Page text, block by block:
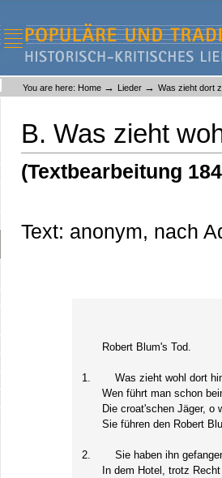
Liederlexikon
You are here: Home → Lieder → Was zieht dort
B. Was zieht
(Textbearbeitung
Text: anonym, nach
Robert Blum's Tod.
1.
Was zieht wohl dort
Wen führt man schon
Die croat'schen Jäger, o
Sie führen den Robert
2.
Sie haben ihn
In dem Hotel, trotz